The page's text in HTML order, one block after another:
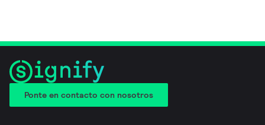
Ponte en contacto con nosotros